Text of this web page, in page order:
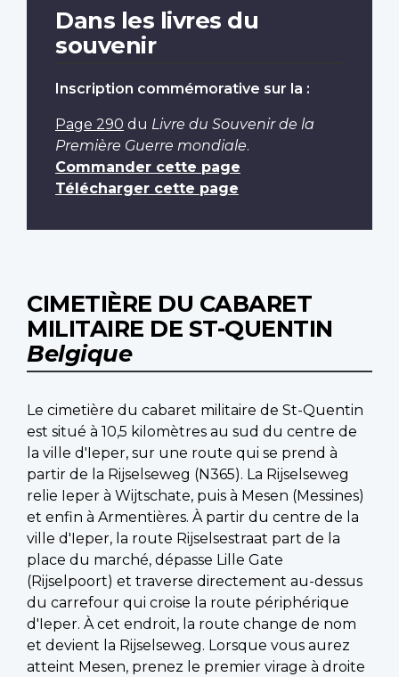
Dans les livres du
souvenir
Inscription commémorative sur la :
Page 290 du Livre du Souvenir de la
Première Guerre mondiale.
Commander cette page
Télécharger cette page
CIMETIÈRE DU CABARET
MILITAIRE DE ST-QUENTIN
Belgique
Le cimetière du cabaret militaire de St-Quentin
est situé à 10,5 kilomètres au sud du centre de
la ville d'Ieper, sur une route qui se prend à
partir de la Rijselseweg (N365). La Rijselseweg
relie Ieper à Wijtschate, puis à Mesen (Messines)
et enfin à Armentières. À partir du centre de la
ville d'Ieper, la route Rijselsestraat part de la
place du marché, dépasse Lille Gate
(Rijselpoort) et traverse directement au-dessus
du carrefour qui croise la route périphérique
d'Ieper. À cet endroit, la route change de nom
et devient la Rijselseweg. Lorsque vous aurez
atteint Mesen, prenez le premier virage à droite